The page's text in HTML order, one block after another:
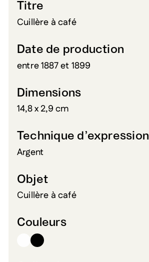
Titre
Cuillère à café
Date de production
entre 1887 et 1899
Dimensions
14,8 x 2,9 cm
Technique d’expression
Argent
Objet
Cuillère à café
Couleurs